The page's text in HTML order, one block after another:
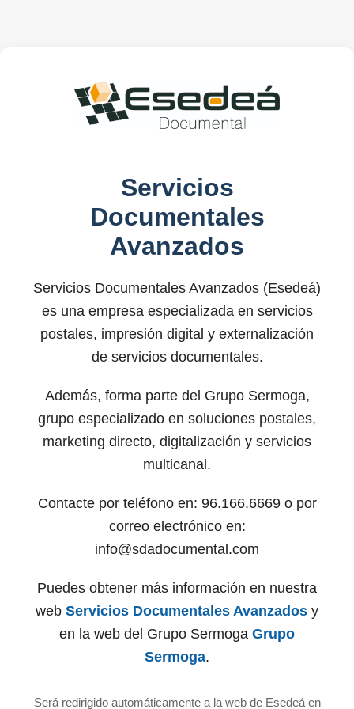
Servicios
Documentales
Avanzados
Servicios Documentales Avanzados (Esedeá)
es una empresa especializada en servicios
postales, impresión digital y externalización
de servicios documentales.
Además, forma parte del Grupo Sermoga,
grupo especializado en soluciones postales,
marketing directo, digitalización y servicios
multicanal.
Contacte por teléfono en: 96.166.6669 o por
correo electrónico en:
info@sdadocumental.com
Puedes obtener más información en nuestra
web Servicios Documentales Avanzados y
en la web del Grupo Sermoga Grupo
Sermoga.
Será redirigido automáticamente a la web de Esedeá en